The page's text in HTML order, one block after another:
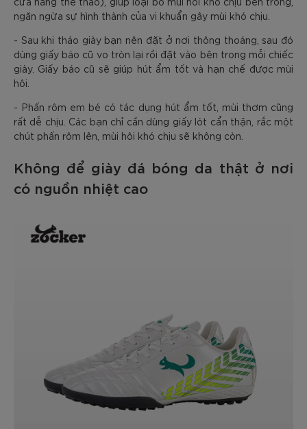
ngăn ngừa sự hình thành của vi khuẩn gây mùi khó chịu.
- Sau khi tháo giày bạn nên đặt ở nơi thông thoáng, sau đó
dùng giấy báo cũ vo tròn lại rồi đặt vào bên trong mỗi chiếc
giày. Giấy báo cũ sẽ giúp hút ẩm tốt và hạn chế được mùi
hôi.
- Phấn rôm em bé có tác dụng hút ẩm tốt, mùi thơm cũng
rất dễ chịu. Các bạn chỉ cần dùng giấy lót cẩn thận, rắc một
chút phấn rôm lên, mùi hôi khó chịu sẽ không còn.
Không để giày đá bóng da thật ở nơi
có nguồn nhiệt cao